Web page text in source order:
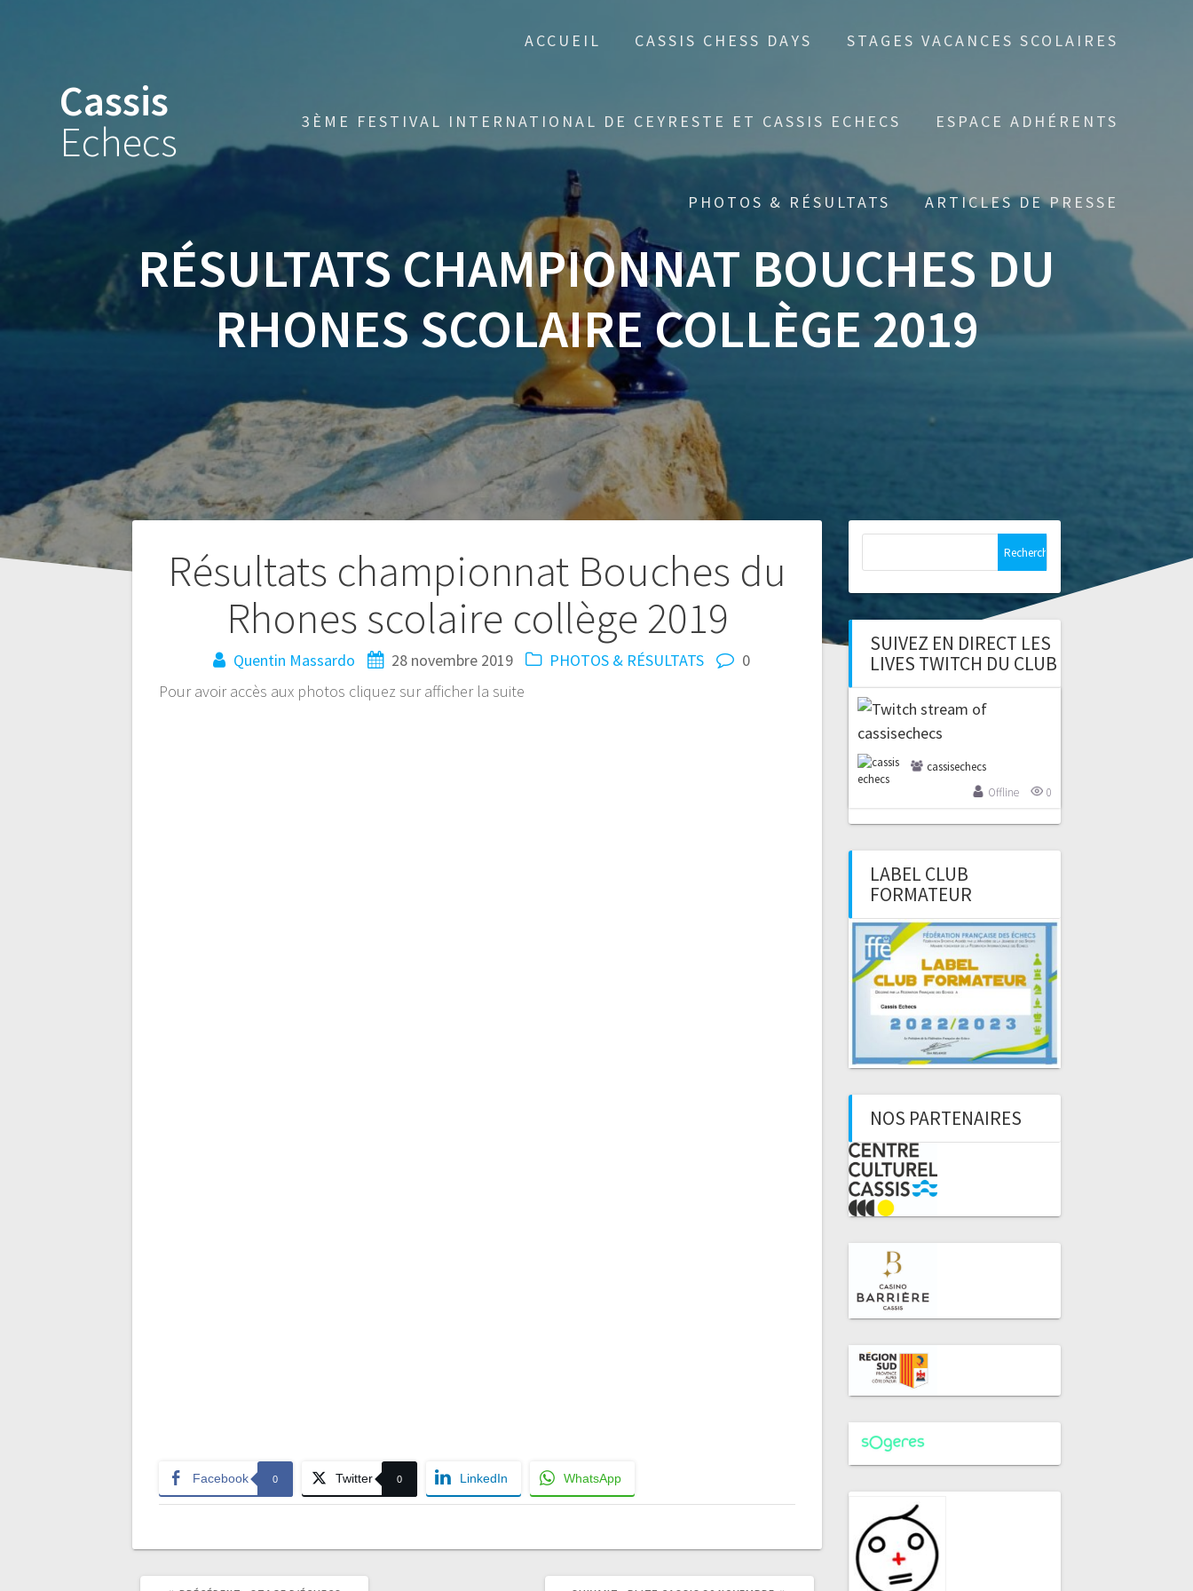
Cassis
Echecs
ACCUEIL CASSIS CHESS DAYS STAGES VACANCES SCOLAIRES
3ÈME FESTIVAL INTERNATIONAL DE CEYRESTE ET CASSIS ECHECS ESPACE ADHÉRENTS
PHOTOS & RÉSULTATS ARTICLES DE PRESSE
RÉSULTATS CHAMPIONNAT BOUCHES DU
RHONES SCOLAIRE COLLÈGE 2019
Résultats championnat Bouches du
Rhones scolaire collège 2019
Quentin Massardo 28 novembre 2019 PHOTOS & RÉSULTATS
0
Pour avoir accès aux photos cliquez sur afficher la suite
Facebook 0 Twitter 0 LinkedIn WhatsApp
Navigation
l’article
SUIVEZ EN DIRECT LES
LIVES TWITCH DU CLUB
cassisechecs
Offline
0
LABEL CLUB
FORMATEUR
NOS PARTENAIRES